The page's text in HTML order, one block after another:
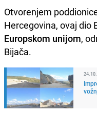
Otvorenjem
Hercegovina, ovaj dio
Europskom unijom,
Bijača.